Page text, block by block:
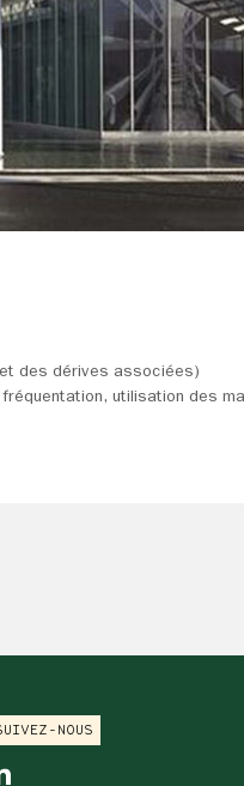
des dérives associées)
utilisation des
NOUS
linkedin